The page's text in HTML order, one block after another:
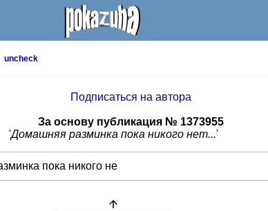
uncheck
Подписаться на автора
За основу публикация № 1373955
'Домашняя разминка пока никого нет...'